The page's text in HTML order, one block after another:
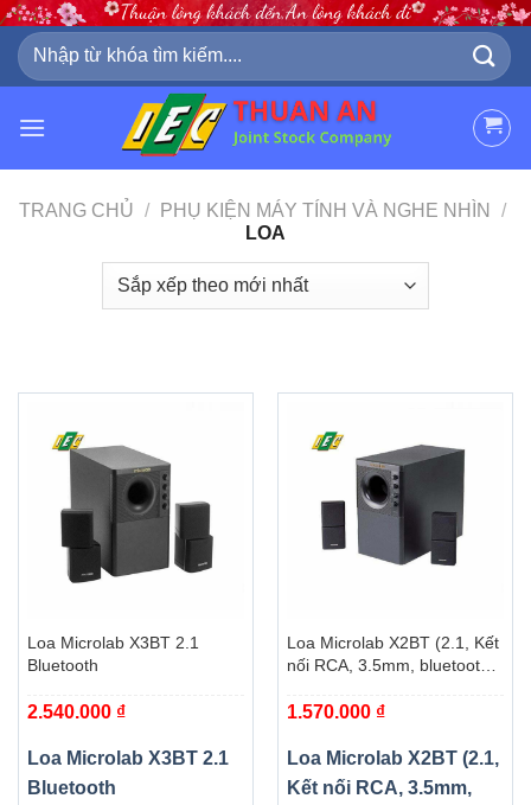
Skip
content
Tìm
kiếm:
TRANG CHỦ / PHỤ KIỆN MÁY TÍNH VÀ NGHE NHÌN
/
LOA
Loa Microlab X3BT 2.1
Bluetooth
2.540.000 ₫
Loa Microlab X3BT 2.1
Bluetooth
Loa Microlab X2BT (2.1, Kết
nối RCA, 3.5mm, bluetooth,
1.570.000 ₫
Loa Microlab X2BT (2.1,
Kết nối RCA, 3.5mm,